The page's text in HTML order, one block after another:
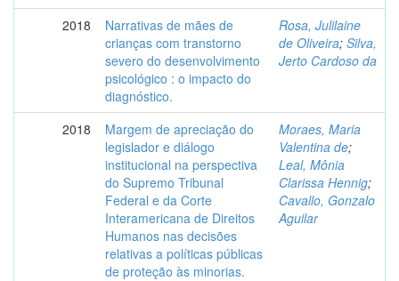
2018
Narrativas de mães de
crianças com transtorno
severo do desenvolvimento
psicológico : o impacto do
diagnóstico.
Rosa, Julilaine
de Oliveira; Silva,
Jerto Cardoso da
2018
Margem de apreciação do
legislador e diálogo
institucional na perspectiva
do Supremo Tribunal
Federal e da Corte
Interamericana de Direitos
Humanos nas decisões
relativas a políticas públicas
de proteção às minorias.
Moraes, Maria
Valentina de;
Leal, Mônia
Clarissa Hennig;
Cavallo, Gonzalo
Aguilar